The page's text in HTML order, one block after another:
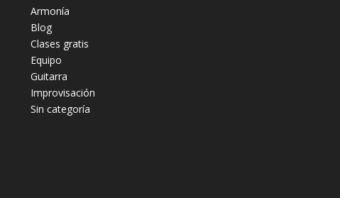
Armonía
Blog
Clases gratis
Equipo
Guitarra
Improvisación
Sin categoría